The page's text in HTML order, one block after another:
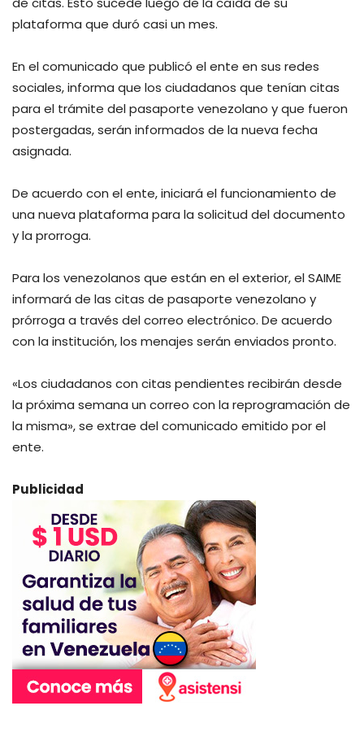
plataforma que duró casi un mes.
En el comunicado que publicó el ente en sus redes
sociales, informa que los ciudadanos que tenían citas
para el trámite del pasaporte venezolano y que fueron
postergadas, serán informados de la nueva fecha
asignada.
De acuerdo con el ente, iniciará el funcionamiento de
una nueva plataforma para la solicitud del documento
y la prorroga.
Para los venezolanos que están en el exterior, el SAIME
informará de las citas de pasaporte venezolano y
prórroga a través del correo electrónico. De acuerdo
con la institución, los menajes serán enviados pronto.
«Los ciudadanos con citas pendientes recibirán desde
la próxima semana un correo con la reprogramación de
la misma», se extrae del comunicado emitido por el
ente.
Publicidad